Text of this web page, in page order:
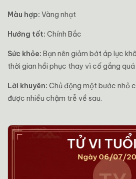
Màu hợp: Vàng nhạt
Hướng tốt: Chính Bắc
Sức khỏe: Bạn nên giảm bớt áp lực
thời gian hồi phục thay vì cố gắng quá
Lời khuyên: Chủ động một bước nhỏ
được nhiều chậm trễ về sau.